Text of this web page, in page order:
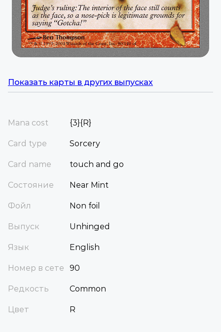
Показать карты в других выпусках
Mana cost {3}{R}
Card type Sorcery
Card name touch and go
Состояние Near Mint
Фойл Non foil
Выпуск Unhinged
Язык English
Номер в сете 90
Редкость Common
Цвет R